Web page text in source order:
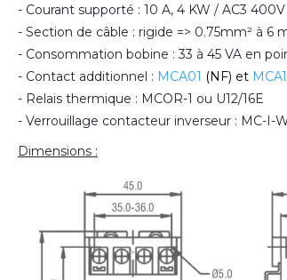
- Courant supporté : 10 A, 4 KW / AC3 400V
- Section de câble : rigide => 0.75mm² à 6
- Consommation bobine : 33 à 45 VA en
- Contact additionnel : MCA01 (NF) et
- Relais thermique : MCOR-1 ou U12/16E
- Verrouillage contacteur inverseur : MC-I-
Dimensions :